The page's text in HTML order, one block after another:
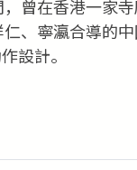
曾在香港一家
、寧瀛合導的中
設計。